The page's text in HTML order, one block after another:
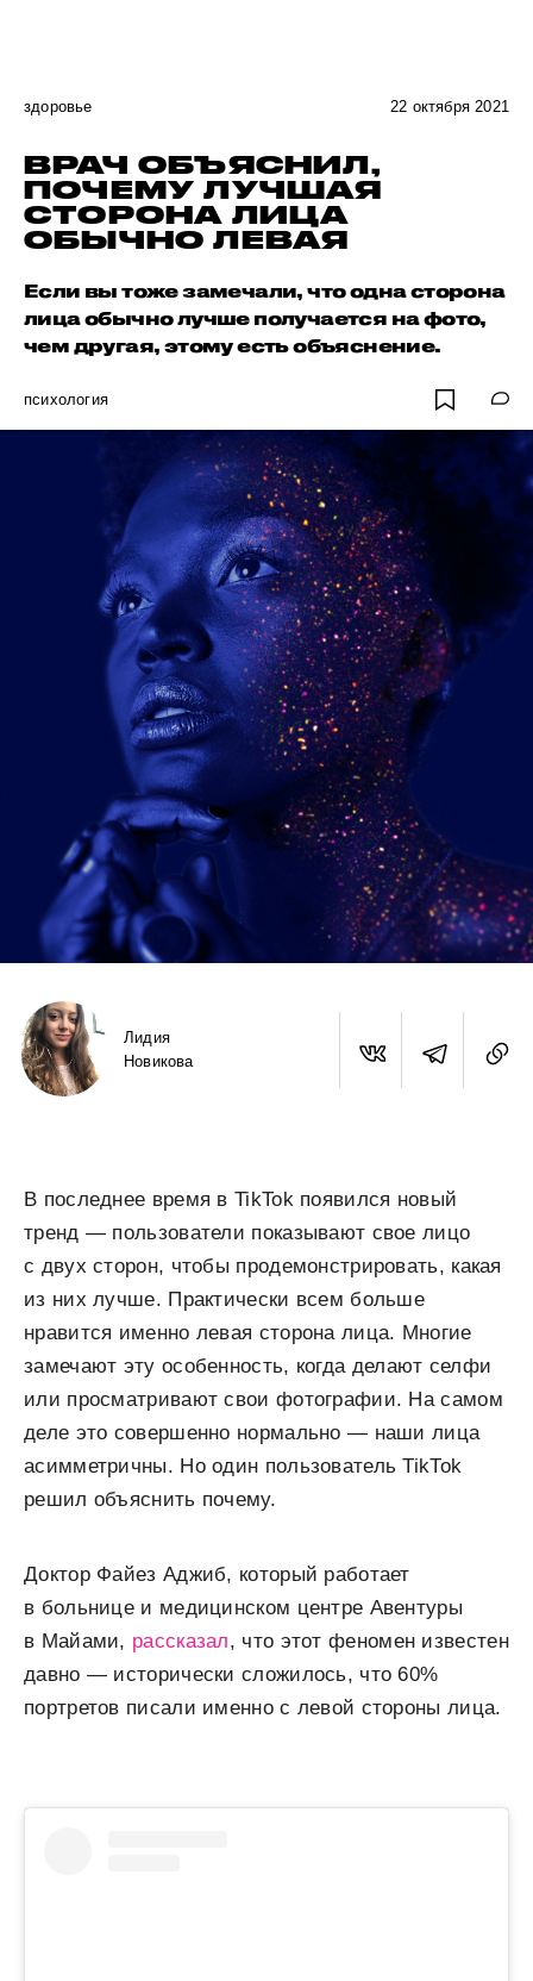
здоровье 22 октября 2021
ВРАЧ ОБЪЯСНИЛ,
ПОЧЕМУ ЛУЧШАЯ
СТОРОНА ЛИЦА
ОБЫЧНО ЛЕВАЯ
Если вы тоже замечали, что одна сторона
лица обычно лучше получается на фото,
чем другая, этому есть объяснение.
психология
Лидия
Новикова
В последнее время в TikTok появился новый
тренд — пользователи показывают свое лицо
с двух сторон, чтобы продемонстрировать, какая
из них лучше. Практически всем больше
нравится именно левая сторона лица. Многие
замечают эту особенность, когда делают селфи
или просматривают свои фотографии. На самом
деле это совершенно нормально — наши лица
асимметричны. Но один пользователь TikTok
решил объяснить почему.
Доктор Файез Аджиб, который работает
в больнице и медицинском центре Авентуры
в Майами, рассказал, что этот феномен известен
давно — исторически сложилось, что 60%
портретов писали именно с левой стороны лица.